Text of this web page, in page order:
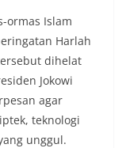
ormas Islam
Harlah
dihelat
Jokowi
agar
teknologi
unggul.